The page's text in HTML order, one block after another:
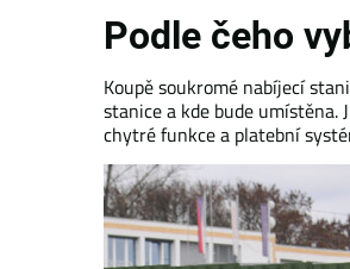
Podle čeho
Koupě soukromé nabíjecí
stanice a kde bude
chytré funkce a platební